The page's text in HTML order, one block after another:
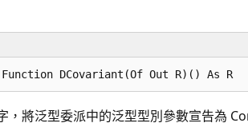
，將泛型委派中的泛型型別參數宣告為